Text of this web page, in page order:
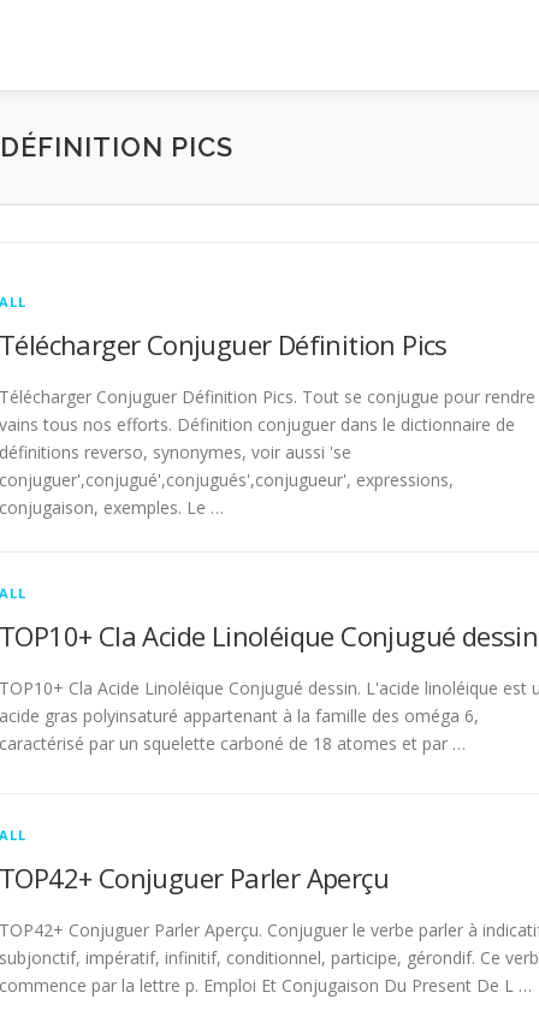
PICS
ALL
Télécharger Conjuguer Définition Pics
Télécharger Conjuguer Définition Pics. Tout se conjugue pour rendre
vains tous nos efforts. Définition conjuguer dans le dictionnaire de
définitions reverso, synonymes, voir aussi 'se
conjuguer',conjugué',conjugués',conjugueur', expressions,
conjugaison, exemples. Le …
ALL
TOP10+ Cla Acide Linoléique Conjugué dessin
TOP10+ Cla Acide Linoléique Conjugué dessin. L'acide linoléique est
acide gras polyinsaturé appartenant à la famille des oméga 6,
caractérisé par un squelette carboné de 18 atomes et par …
ALL
TOP42+ Conjuguer Parler Aperçu
TOP42+ Conjuguer Parler Aperçu. Conjuguer le verbe parler à
subjonctif, impératif, infinitif, conditionnel, participe, gérondif. Ce
commence par la lettre p. Emploi Et Conjugaison Du Present De L …